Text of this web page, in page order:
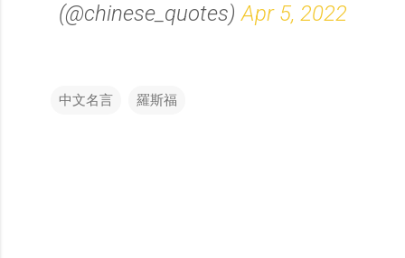
(@chinese_quotes)Apr 5, 2022
中文名言 羅斯福